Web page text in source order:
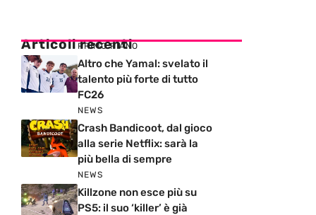
Articoli recenti
PRIMO PIANO
Altro che Yamal: svelato il
talento più forte di tutto
FC26
NEWS
Crash Bandicoot, dal gioco
alla serie Netflix: sarà la
più bella di sempre
NEWS
Killzone non esce più su
PS5: il suo ‘killer’ è già